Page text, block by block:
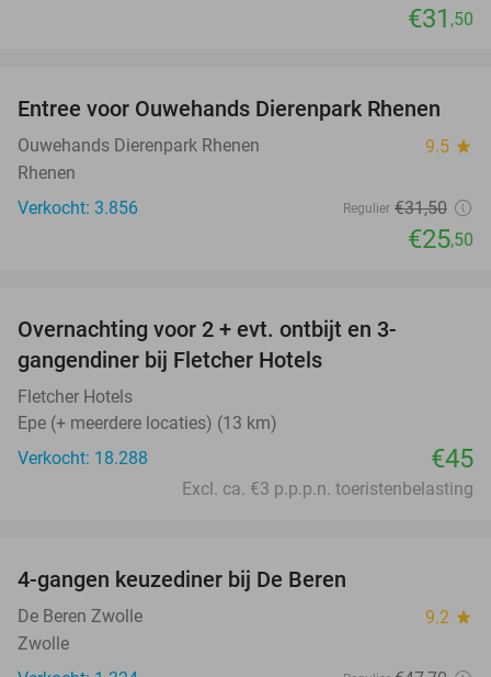
€31 ,50
19%
Entree voor Ouwehands Dierenpark Rhenen
Ouwehands Dierenpark Rhenen 9.5 star
Rhenen
Verkocht: 3.856
Regulier €31,50
€25,50
Overnachting voor 2 + evt. ontbijt en 3-
gangendiner bij Fletcher Hotels
Fletcher Hotels
Epe (+ meerdere locaties) (13 km)
Verkocht: 18.288
€45
Excl. ca. €3 p.p.p.n. toeristenbelasting
4-gangen keuzediner bij De Beren
De Beren Zwolle 9.2 star
Zwolle